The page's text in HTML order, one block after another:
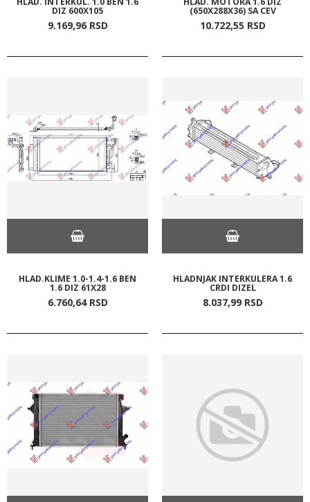
DIZ 600X105
9.169,96 RSD
(650X288X36) SA CEV
10.722,55 RSD
HLAD.KLIME 1.0-1.4-1.6 BEN
1.6 DIZ 61X28
6.760,64 RSD
HLADNJAK INTERKULERA 1.6
CRDI DIZEL
8.037,99 RSD